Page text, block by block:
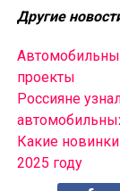
Другие
проекты
Россияне
Какие
2025 году